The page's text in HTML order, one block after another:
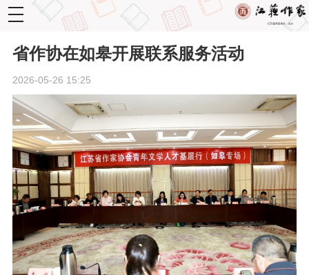
toggle
navigation
省作协在如皋开展联系服务活动
2026-05-26 15:25